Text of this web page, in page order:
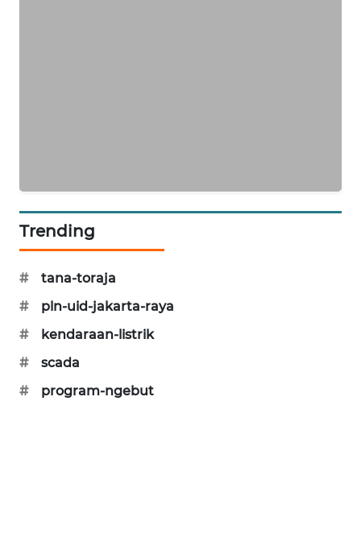
Trending
#
tana-toraja
#
pln-uid-jakarta-raya
#
kendaraan-listrik
#
scada
#
program-ngebut
PORTAL
KONSUMEN
FORWAMKI
ALPERKLINAS
FORJASIDA
TAMBANG